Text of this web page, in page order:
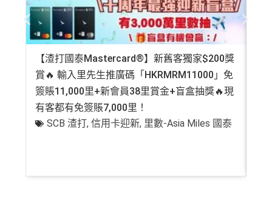
【渣打國泰Mastercard®】新舊客獨家$200獎
賞🔥 輸入里先生推廣碼「HKRMRM11000」免
簽賬11,000里+新會員38里賞金+盲盒抽獎🔥現
有客都有免簽賬7,000里！
SCB 渣打,信用卡迎新, 里數-Asia Miles 國泰